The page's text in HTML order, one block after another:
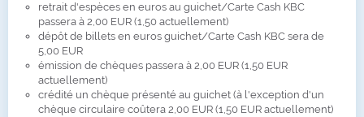
retrait d'espèces en euros au guichet/Carte Cash KBC
passera à 2,00 EUR (1,50 actuellement)
dépôt de billets en euros guichet/Carte Cash KBC sera de
5,00 EUR
émission de chèques passera à 2,00 EUR (1,50 EUR
actuellement)
crédité un chèque présenté au guichet (à l'exception d'un
chèque circulaire coûtera 2,00 EUR (1,50 EUR actuellement)